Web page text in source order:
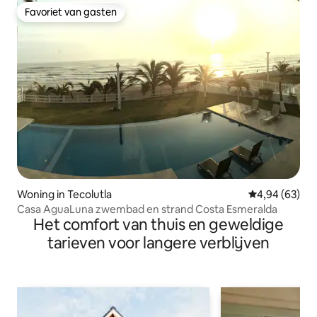
Favoriet van gasten
Favoriet van gasten
Woning in Tecolutla Gemiddelde
4,94 (63)
Casa AguaLuna zwembad en strand Costa Esmeralda
Het comfort van thuis en geweldige
tarieven voor langere verblijven